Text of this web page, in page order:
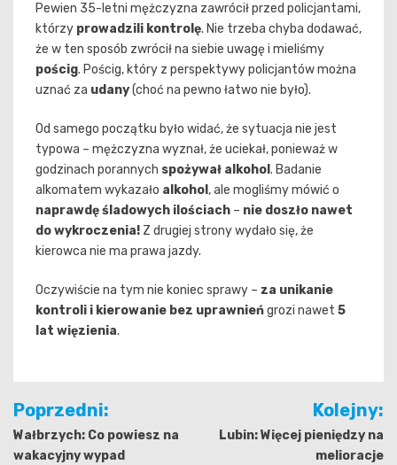
Pewien 35-letni mężczyzna zawrócił przed policjantami,
którzy prowadzili kontrolę. Nie trzeba chyba dodawać,
że w ten sposób zwrócił na siebie uwagę i mieliśmy
pościg. Pościg, który z perspektywy policjantów można
uznać za udany(choć na pewno łatwo nie było).
Od samego początku było widać, że sytuacja nie jest
typowa – mężczyzna wyznał, że uciekał, ponieważ w
godzinach porannych spożywał alkohol . Badanie
alkomatem wykazało alkohol , ale mogliśmy mówić o
naprawdę śladowych ilościach – nie doszło nawet
do wykroczenia! Z drugiej strony wydało się, że
kierowca nie ma prawa jazdy.
Oczywiście na tym nie koniec sprawy – za unikanie
kontroli i kierowanie bez uprawnieńgrozi nawet 5
lat więzienia.
Nawigacja
wpisu
Poprzedni:
Wałbrzych: Co powiesz na
wakacyjny wypad
Kolejny:
Lubin: Więcej pieniędzy na
melioracje